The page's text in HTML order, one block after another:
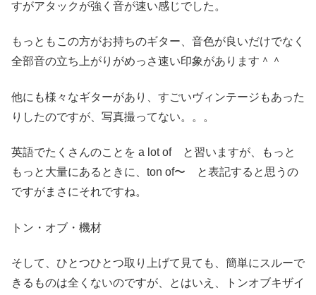
すがアタックが強く音が速い感じでした。
もっともこの方がお持ちのギター、音色が良いだけでなく
全部音の立ち上がりがめっさ速い印象があります＾＾
他にも様々なギターがあり、すごいヴィンテージもあった
りしたのですが、写真撮ってない。。。
英語でたくさんのことを a lot of と習いますが、もっと
もっと大量にあるときに、ton of〜 と表記すると思うの
ですがまさにそれですね。
トン・オブ・機材
そして、ひとつひとつ取り上げて見ても、簡単にスルーで
きるものは全くないのですが、とはいえ、トンオブキザイ